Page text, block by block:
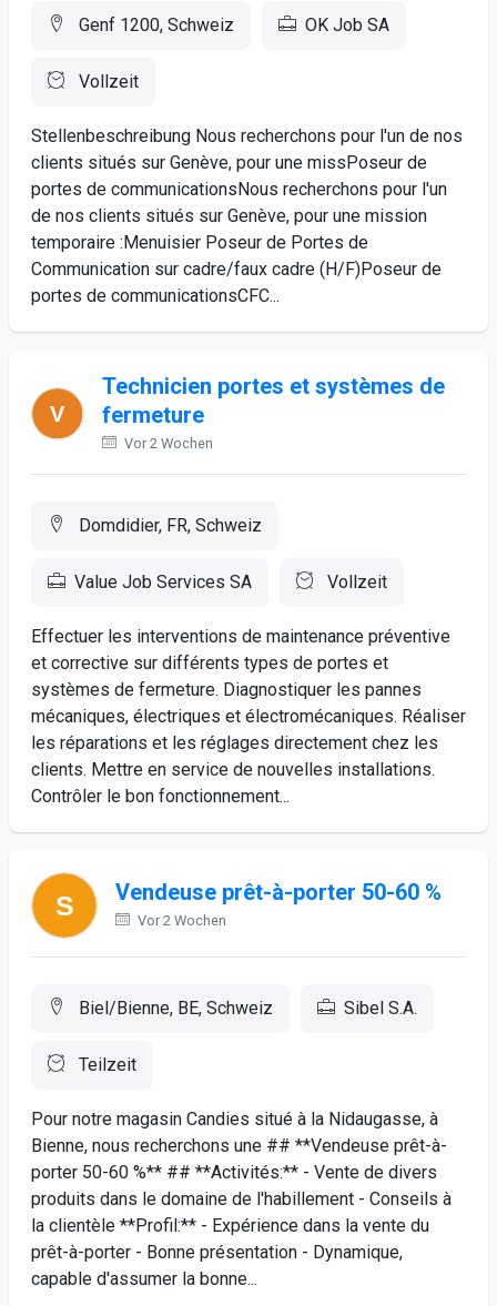
Genf 1200, Schweiz OK Job SA
Vollzeit
Stellenbeschreibung Nous recherchons pour l'un de nos
clients situés sur Genève, pour une missPoseur de
portes de communicationsNous recherchons pour l'un
de nos clients situés sur Genève, pour une mission
temporaire :Menuisier Poseur de Portes de
Communication sur cadre/faux cadre (H/F)Poseur de
portes de communicationsCFC...
Technicien portes et systèmes de
fermeture
Vor 2 Wochen
Domdidier, FR, Schweiz
Value Job Services SA Vollzeit
Effectuer les interventions de maintenance préventive
et corrective sur différents types de portes et
systèmes de fermeture. Diagnostiquer les pannes
mécaniques, électriques et électromécaniques. Réaliser
les réparations et les réglages directement chez les
clients. Mettre en service de nouvelles installations.
Contrôler le bon fonctionnement...
Vendeuse prêt-à-porter 50-60 %
Vor 2 Wochen
Biel/Bienne, BE, Schweiz Sibel S.A.
Teilzeit
Pour notre magasin Candies situé à la Nidaugasse, à
Bienne, nous recherchons une ## **Vendeuse prêt-à-
porter 50-60 %** ## **Activités:** - Vente de divers
produits dans le domaine de l'habillement - Conseils à
la clientèle **Profil:** - Expérience dans la vente du
prêt-à-porter - Bonne présentation - Dynamique,
capable d'assumer la bonne...